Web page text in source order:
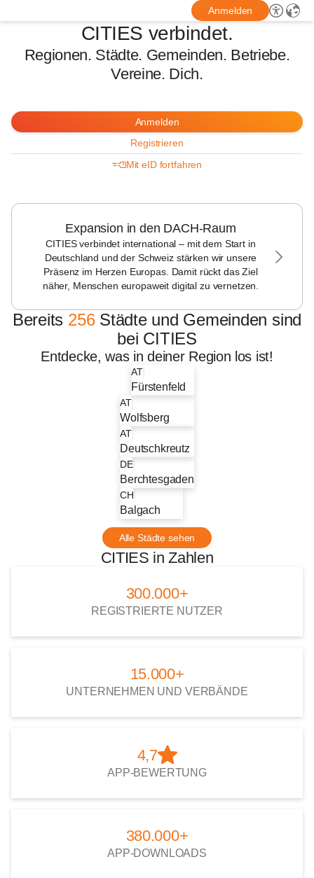
Anmelden
CITIES verbindet.
Regionen. Städte. Gemeinden. Betriebe.
Vereine. Dich.
Anmelden
Registrieren
Mit eID fortfahren
Expansion in den DACH-Raum
CITIES verbindet international – mit dem Start in
Deutschland und der Schweiz stärken wir unsere
Präsenz im Herzen Europas. Damit rückt das Ziel
näher, Menschen europaweit digital zu vernetzen.
Bereits 256Städte und Gemeinden sind
bei CITIES
Entdecke, was in deiner Region los ist!
AT
Fürstenfeld
AT
Wolfsberg
AT
Deutschkreutz
DE
Berchtesgaden
CH
Balgach
Alle Städte sehen
CITIES in Zahlen
300.000+
REGISTRIERTE NUTZER
15.000+
UNTERNEHMEN UND VERBÄNDE
4,7
APP-BEWERTUNG
380.000+
APP-DOWNLOADS